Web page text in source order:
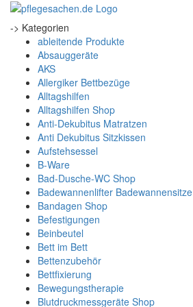
-> Kategorien
ableitende Produkte
Absauggeräte
AKS
Allergiker Bettbezüge
Alltagshilfen
Alltagshilfen Shop
Anti-Dekubitus Matratzen
Anti Dekubitus Sitzkissen
Aufstehsessel
B-Ware
Bad-Dusche-WC Shop
Badewannenlifter Badewannensitze
Bandagen Shop
Befestigungen
Beinbeutel
Bett im Bett
Bettenzubehör
Bettfixierung
Bewegungstherapie
Blutdruckmessgeräte Shop